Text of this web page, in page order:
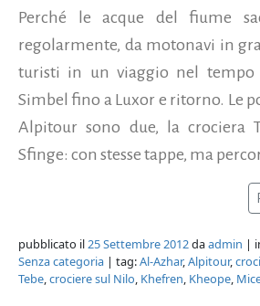
Perché le acque del fiume
regolarmente, da motonavi in
turisti in un viaggio nel tempo
Simbel fino a Luxor e ritorno. Le
Alpitour sono due, la crociera
Sfinge: con stesse tappe, ma
pubblicato il25 Settembre 2012daadmin |
Senza categoria | tag:Al-Azhar,Alpitour,
Tebe,crociere sul Nilo, Khefren, Kheope,